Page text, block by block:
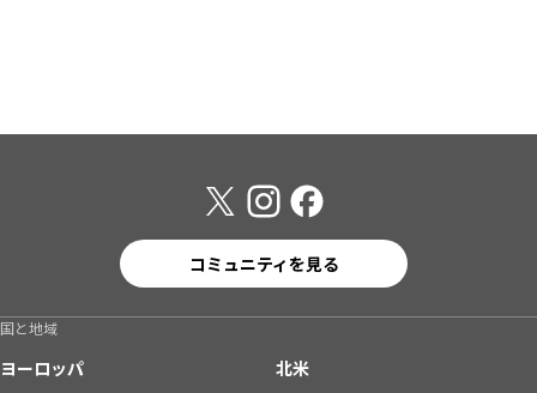
コミュニティを見る
国と地域
ヨーロッパ
北米